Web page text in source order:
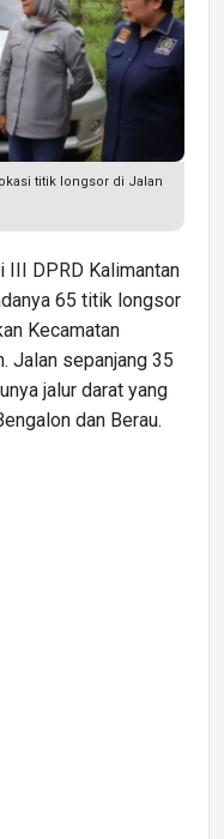
titik longsor di Jalan
III DPRD Kalimantan
65 titik longsor
Kecamatan
Jalan sepanjang 35
jalur darat yang
dan Berau.